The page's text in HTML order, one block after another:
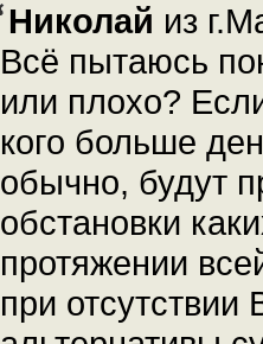
Николай из
Всё пытаюсь
или плохо?
кого больше
обычно, будут
обстановки
протяжении
при